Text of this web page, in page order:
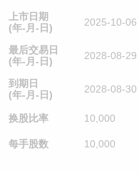
上市日期
(年-月-日)
2025-10-06
最后交易日
(年-月-日)
2028-08-29
到期日
(年-月-日)
2028-08-30
换股比率 10,000
每手股数 10,000